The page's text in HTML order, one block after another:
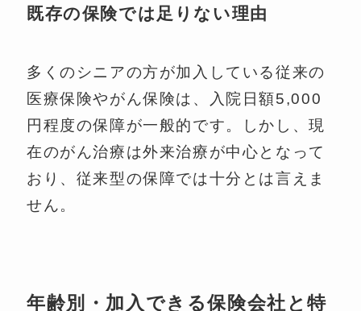
既存の保険では足りない理由
多くのシニアの方が加入している従来の
医療保険やがん保険は、入院日額5,000
円程度の保障が一般的です。しかし、現
在のがん治療は外来治療が中心となって
おり、従来型の保障では十分とは言えま
せん。
年齢別・加入できる保険会社と特